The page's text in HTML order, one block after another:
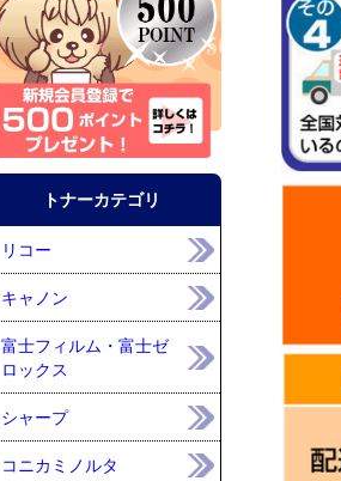
トナーカテゴリ
リコー
キャノン
富士フィルム・富士ゼ
ロックス
シャープ
コニカミノルタ